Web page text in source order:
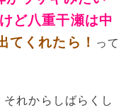
ど八重干瀬は中
てくれたら！ って
れからしばらくし